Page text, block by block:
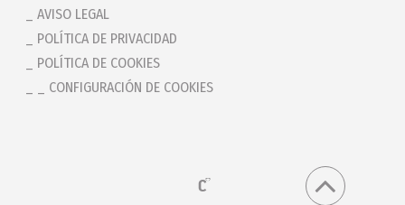
AVISO LEGAL
POLÍTICA DE PRIVACIDAD
POLÍTICA DE COOKIES
_ CONFIGURACIÓN DE COOKIES